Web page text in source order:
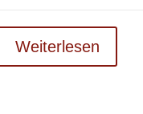
Weiterlesen